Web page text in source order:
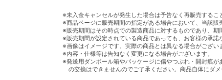
※未入金キャンセルが発生した場合は予告なく再販売するこ
※商品ページに販売期間の指定がある場合において、当該販
※販売期間はその時点での製造商品に対するものであり、期
※販売期間が設定されている商品であっても、お客様の承諾
※画像はイメージです。実際の商品とは異なる場合がござい
※内容・仕様等は告知なく変更になる場合がございます。
※発送用ダンボール箱やパッケージに傷やつぶれ・開封痕
の交換はできませんのでご了承ください。商品自体にダ